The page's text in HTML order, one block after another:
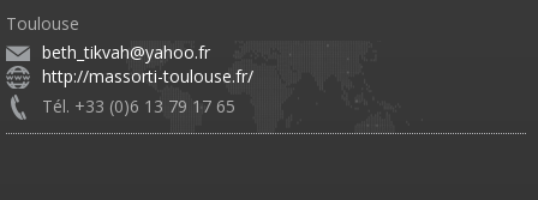
Toulouse
beth_tikvah@yahoo.fr
http://massorti-toulouse.fr/
Tél. +33 (0)6 13 79 17 65